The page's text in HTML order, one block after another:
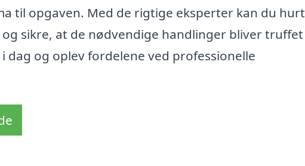
til opgaven. Med de rigtige eksperter kan du
sikre, at de nødvendige handlinger bliver
og oplev fordelene ved professionelle